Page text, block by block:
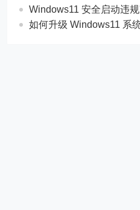
Windows11 安全启动违
如何升级 Windows11 系